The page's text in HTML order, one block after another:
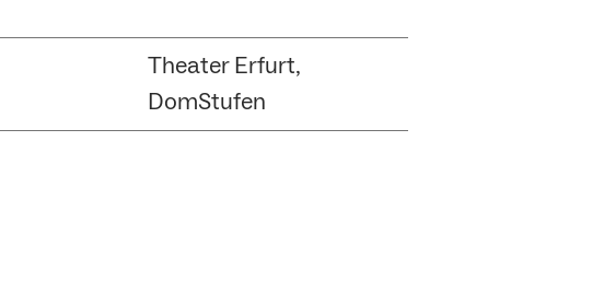
Theater Erfurt,
DomStufen